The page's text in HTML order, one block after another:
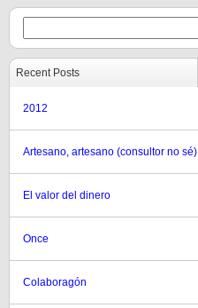
Recent Posts
2012
Artesano, artesano (consultor no sé)
El valor del dinero
Once
Colaboragón